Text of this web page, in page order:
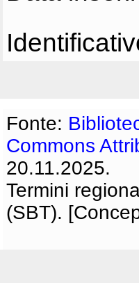
Fonte:
Commons
20.11.2025.
Termini
(SBT).